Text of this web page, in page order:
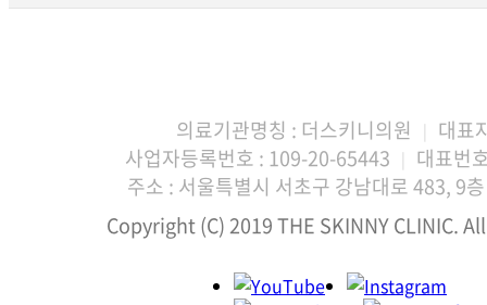
의료기관명칭 : 더스키니의원 |
대표
사업자등록번호 : 109-20-65443 |
대표번
주소 : 서울특별시 서초구 강남대로 483, 9
Copyright (C) 2019 THE SKINNY CLINIC.